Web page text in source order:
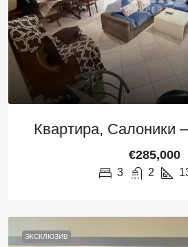
Квартира, Салоники
€285,000
3 2
ЭКСКЛЮЗИВ